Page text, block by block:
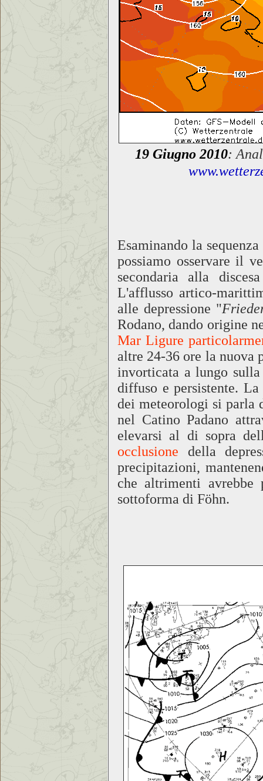
19 Giugno 2010:
Esaminando la
possiamo osservare il
secondaria alla
L'afflusso artico-
alle depressione "
Rodano, dando origine
Mar Ligure
altre 24-36 ore la nuova
invorticata a lungo
diffuso e persistente.
dei meteorologi si parla
nel Catino Padano
elevarsi al di sopra
occlusione della
precipitazioni,
che altrimenti avrebbe
sottoforma di Föhn.